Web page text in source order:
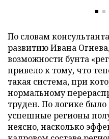
По словам
развитию Ивана
возможности бунта
привело к тому, что
такая система, при
нормальному
труден. По логике
успешные регионы
неясно, насколько